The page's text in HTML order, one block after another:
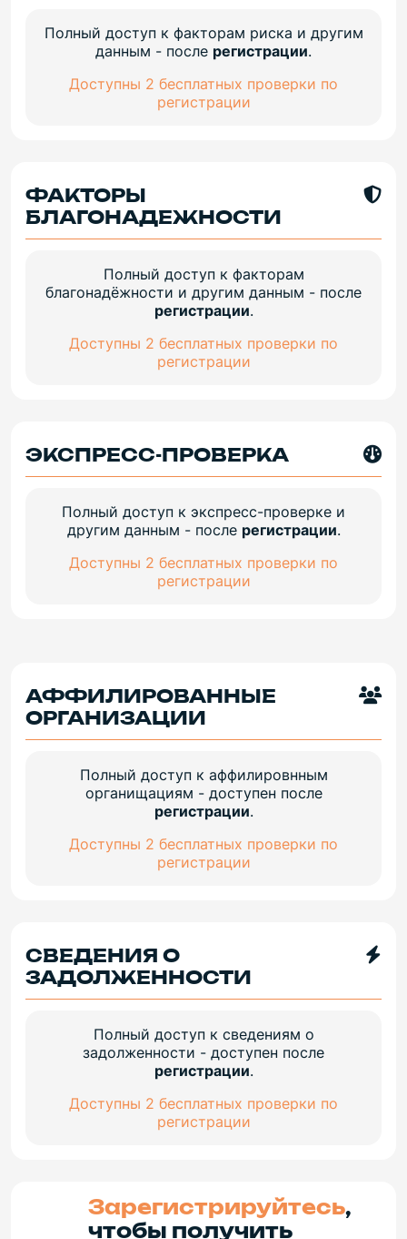
Полный доступ к факторам риска и другим
данным - после регистрации.
Доступны 2 бесплатных проверки по
регистрации
ФАКТОРЫ
БЛАГОНАДЕЖНОСТИ
Полный доступ к факторам
благонадёжности и другим данным - после
регистрации.
Доступны 2 бесплатных проверки по
регистрации
ЭКСПРЕСС-ПРОВЕРКА
Полный доступ к экспресс-проверке и
другим данным - после регистрации.
Доступны 2 бесплатных проверки по
регистрации
АФФИЛИРОВАННЫЕ
ОРГАНИЗАЦИИ
Полный доступ к аффилировнным
органищациям - доступен после
регистрации.
Доступны 2 бесплатных проверки по
регистрации
СВЕДЕНИЯ О
ЗАДОЛЖЕННОСТИ
Полный доступ к сведениям о
задолженности - доступен после
регистрации.
Доступны 2 бесплатных проверки по
регистрации
Зарегистрируйтесь,
чтобы получить